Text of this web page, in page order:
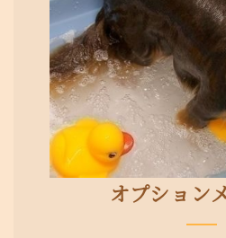
オプション